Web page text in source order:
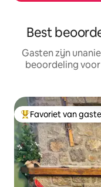
Best
Gasten zijn
beoordeling
Topfavoriet van
Favoriet van